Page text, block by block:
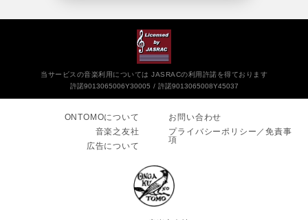
当サービスの音楽利用については JASRACの利用許諾を得ております
許諾9013065006Y30005
許諾9013065008Y45037
ONTOMOについて
音楽之友社
広告について
お問い合わせ
プライバシーポリシー／免責事
項